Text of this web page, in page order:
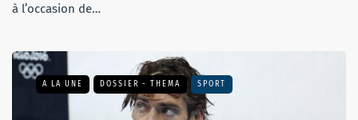
à l’occasion de…
A LA UNE DOSSIER - THEMA SPORT